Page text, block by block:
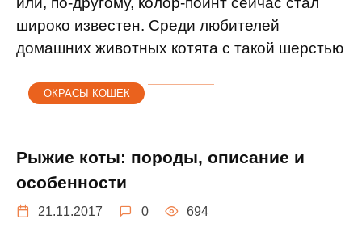
широко известен. Среди любителей
домашних животных котята с такой шерстью
ОКРАСЫ КОШЕК
Рыжие коты: породы, описание и
особенности
21.11.2017 0 694